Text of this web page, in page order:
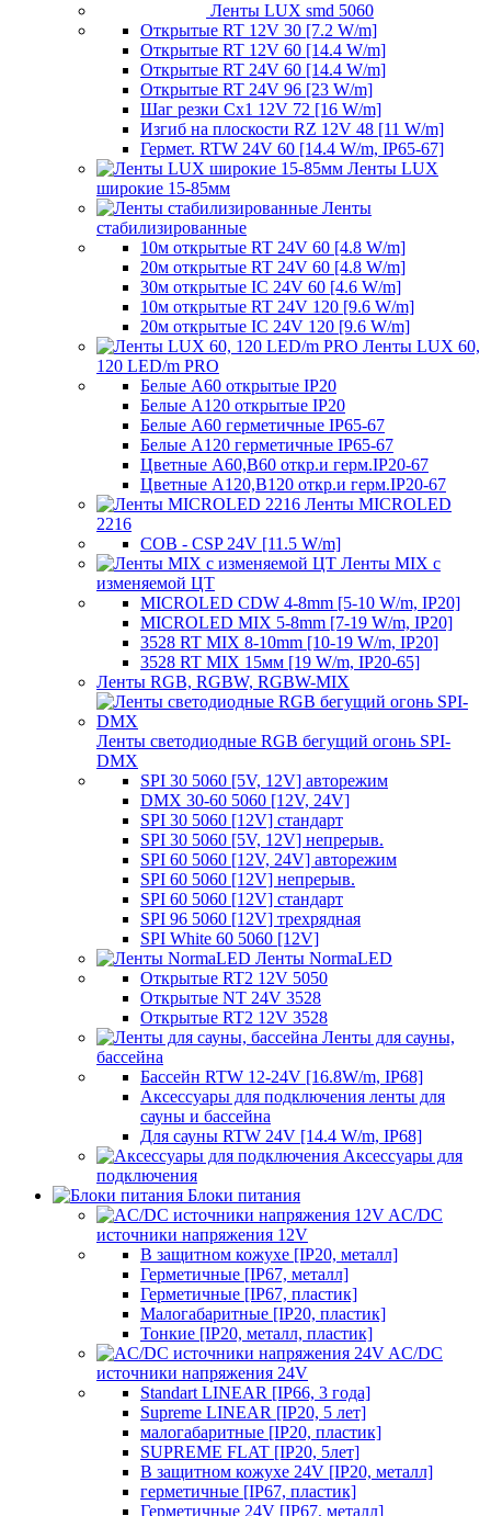
Ленты LUX smd 5060
Открытые RT 12V 30 [7.2 W/m]
Открытые RT 12V 60 [14.4 W/m]
Открытые RT 24V 60 [14.4 W/m]
Открытые RT 24V 96 [23 W/m]
Шаг резки Cx1 12V 72 [16 W/m]
Изгиб на плоскости RZ 12V 48 [11 W/m]
Гермет. RTW 24V 60 [14.4 W/m, IP65-67]
Ленты LUX
широкие 15-85мм
Ленты
стабилизированные
10м открытые RT 24V 60 [4.8 W/m]
20м открытые RT 24V 60 [4.8 W/m]
30м открытые IC 24V 60 [4.6 W/m]
10м открытые RT 24V 120 [9.6 W/m]
20м открытые IC 24V 120 [9.6 W/m]
Ленты LUX 60,
120 LED/m PRO
Белые A60 открытые IP20
Белые A120 открытые IP20
Белые A60 герметичные IP65-67
Белые A120 герметичные IP65-67
Цветные A60,B60 откр.и герм.IP20-67
Цветные A120,B120 откр.и герм.IP20-67
Ленты MICROLED
2216
COB - CSP 24V [11.5 W/m]
Ленты MIX с
изменяемой ЦТ
MICROLED CDW 4-8mm [5-10 W/m, IP20]
MICROLED MIX 5-8mm [7-19 W/m, IP20]
3528 RT MIX 8-10mm [10-19 W/m, IP20]
3528 RT MIX 15мм [19 W/m, IP20-65]
Ленты RGB, RGBW, RGBW-MIX
Ленты светодиодные RGB бегущий огонь SPI-
DMX
SPI 30 5060 [5V, 12V] авторежим
DMX 30-60 5060 [12V, 24V]
SPI 30 5060 [12V] стандарт
SPI 30 5060 [5V, 12V] непрерыв.
SPI 60 5060 [12V, 24V] авторежим
SPI 60 5060 [12V] непрерыв.
SPI 60 5060 [12V] стандарт
SPI 96 5060 [12V] трехрядная
SPI White 60 5060 [12V]
Ленты NormaLED
Открытые RT2 12V 5050
Открытые NT 24V 3528
Открытые RT2 12V 3528
Ленты для сауны,
бассейна
Бассейн RTW 12-24V [16.8W/m, IP68]
Аксессуары для подключения ленты для
сауны и бассейна
Для сауны RTW 24V [14.4 W/m, IP68]
Аксессуары для
подключения
Блоки питания
AC/DC
источники напряжения 12V
В защитном кожухе [IP20, металл]
Герметичные [IP67, металл]
Герметичные [IP67, пластик]
Малогабаритные [IP20, пластик]
Тонкие [IP20, металл, пластик]
AC/DC
источники напряжения 24V
Standart LINEAR [IP66, 3 года]
Supreme LINEAR [IP20, 5 лет]
малогабаритные [IP20, пластик]
SUPREME FLAT [IP20, 5лет]
В защитном кожухе 24V [IP20, металл]
герметичные [IP67, пластик]
Герметичные 24V [IP67, металл]